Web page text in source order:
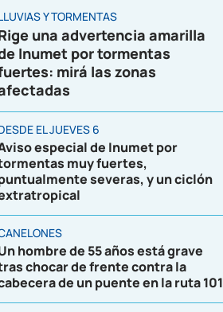
Y TORMENTAS
una advertencia amarilla
Inumet por tormentas
mirá las zonas
EL JUEVES 6
especial de Inumet por
muy fuertes,
severas, y un ciclón
hombre de 55 años está grave
chocar de frente contra la
de un puente en la ruta 101